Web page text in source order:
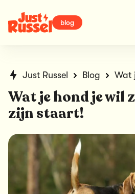
blog
Just Russel Blog
Wat je hond je wil
zijn staart!